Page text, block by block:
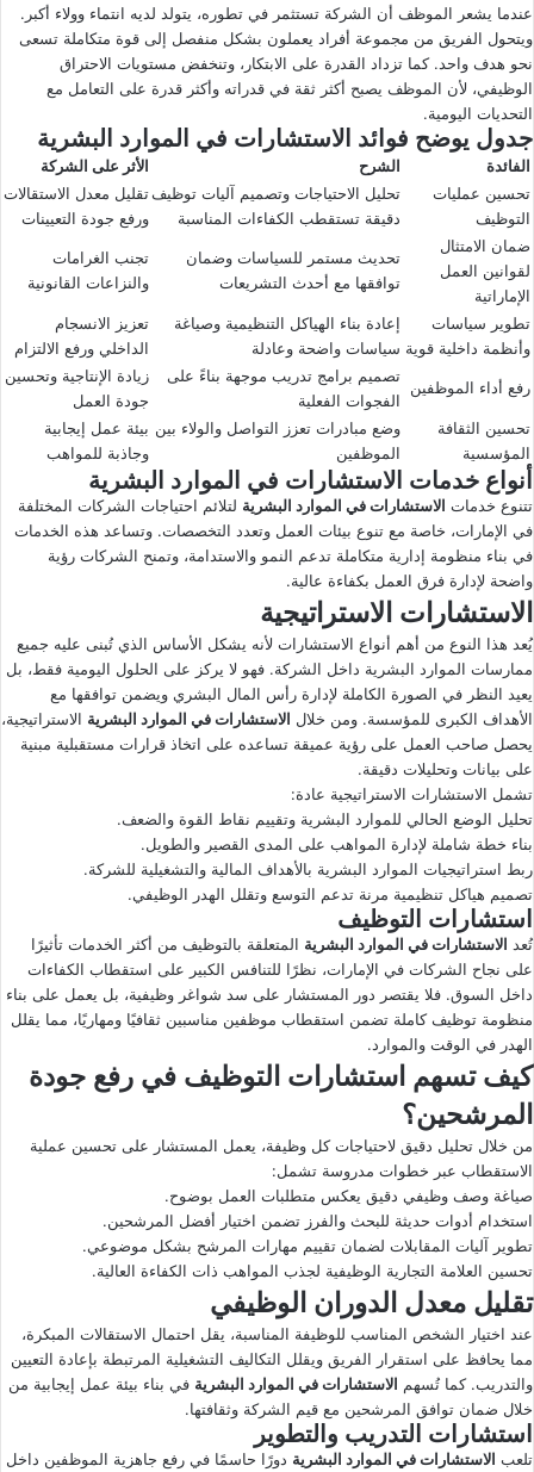
عندما يشعر الموظف أن الشركة تستثمر في تطوره، يتولد لديه انتماء وولاء أكبر.
ويتحول الفريق من مجموعة أفراد يعملون بشكل منفصل إلى قوة متكاملة تسعى
نحو هدف واحد. كما تزداد القدرة على الابتكار، وتنخفض مستويات الاحتراق
الوظيفي، لأن الموظف يصبح أكثر ثقة في قدراته وأكثر قدرة على التعامل مع
التحديات اليومية.
جدول يوضح فوائد الاستشارات في الموارد البشرية
الفائدة الشرح
الأثر على الشركة
تحسين عمليات
التوظيف
تحليل الاحتياجات وتصميم آليات توظيف
دقيقة تستقطب الكفاءات المناسبة
تقليل معدل الاستقالات
ورفع جودة التعيينات
ضمان الامتثال
لقوانين العمل
الإماراتية
تحديث مستمر للسياسات وضمان
توافقها مع أحدث التشريعات
تجنب الغرامات
والنزاعات القانونية
تطوير سياسات
وأنظمة داخلية قوية
إعادة بناء الهياكل التنظيمية وصياغة
سياسات واضحة وعادلة
تعزيز الانسجام
الداخلي ورفع الالتزام
رفع أداء الموظفين
تصميم برامج تدريب موجهة بناءً على
الفجوات الفعلية
زيادة الإنتاجية وتحسين
جودة العمل
تحسين الثقافة
المؤسسية
وضع مبادرات تعزز التواصل والولاء بين
الموظفين
بيئة عمل إيجابية
وجاذبة للمواهب
أنواع خدمات الاستشارات في الموارد البشرية
تتنوع خدمات الاستشارات في الموارد البشرية لتلائم احتياجات الشركات المختلفة
في الإمارات، خاصة مع تنوع بيئات العمل وتعدد التخصصات. وتساعد هذه الخدمات
في بناء منظومة إدارية متكاملة تدعم النمو والاستدامة، وتمنح الشركات رؤية
واضحة لإدارة فرق العمل بكفاءة عالية.
الاستشارات الاستراتيجية
يُعد هذا النوع من أهم أنواع الاستشارات لأنه يشكل الأساس الذي تُبنى عليه جميع
ممارسات الموارد البشرية داخل الشركة. فهو لا يركز على الحلول اليومية فقط، بل
يعيد النظر في الصورة الكاملة لإدارة رأس المال البشري ويضمن توافقها مع
الأهداف الكبرى للمؤسسة. ومن خلال الاستشارات في الموارد البشرية الاستراتيجية،
يحصل صاحب العمل على رؤية عميقة تساعده على اتخاذ قرارات مستقبلية مبنية
على بيانات وتحليلات دقيقة.
تشمل الاستشارات الاستراتيجية عادة:
تحليل الوضع الحالي للموارد البشرية وتقييم نقاط القوة والضعف.
بناء خطة شاملة لإدارة المواهب على المدى القصير والطويل.
ربط استراتيجيات الموارد البشرية بالأهداف المالية والتشغيلية للشركة.
تصميم هياكل تنظيمية مرنة تدعم التوسع وتقلل الهدر الوظيفي.
استشارات التوظيف
تُعد الاستشارات في الموارد البشرية المتعلقة بالتوظيف من أكثر الخدمات تأثيرًا
على نجاح الشركات في الإمارات، نظرًا للتنافس الكبير على استقطاب الكفاءات
داخل السوق. فلا يقتصر دور المستشار على سد شواغر وظيفية، بل يعمل على بناء
منظومة توظيف كاملة تضمن استقطاب موظفين مناسبين ثقافيًا ومهاريًا، مما يقلل
الهدر في الوقت والموارد.
كيف تسهم استشارات التوظيف في رفع جودة
المرشحين؟
من خلال تحليل دقيق لاحتياجات كل وظيفة، يعمل المستشار على تحسين عملية
الاستقطاب عبر خطوات مدروسة تشمل:
صياغة وصف وظيفي دقيق يعكس متطلبات العمل بوضوح.
استخدام أدوات حديثة للبحث والفرز تضمن اختيار أفضل المرشحين.
تطوير آليات المقابلات لضمان تقييم مهارات المرشح بشكل موضوعي.
تحسين العلامة التجارية الوظيفية لجذب المواهب ذات الكفاءة العالية.
تقليل معدل الدوران الوظيفي
عند اختيار الشخص المناسب للوظيفة المناسبة، يقل احتمال الاستقالات المبكرة،
مما يحافظ على استقرار الفريق ويقلل التكاليف التشغيلية المرتبطة بإعادة التعيين
والتدريب. كما تُسهم الاستشارات في الموارد البشرية في بناء بيئة عمل إيجابية من
خلال ضمان توافق المرشحين مع قيم الشركة وثقافتها.
استشارات التدريب والتطوير
تلعب الاستشارات في الموارد البشرية دورًا حاسمًا في رفع جاهزية الموظفين داخل